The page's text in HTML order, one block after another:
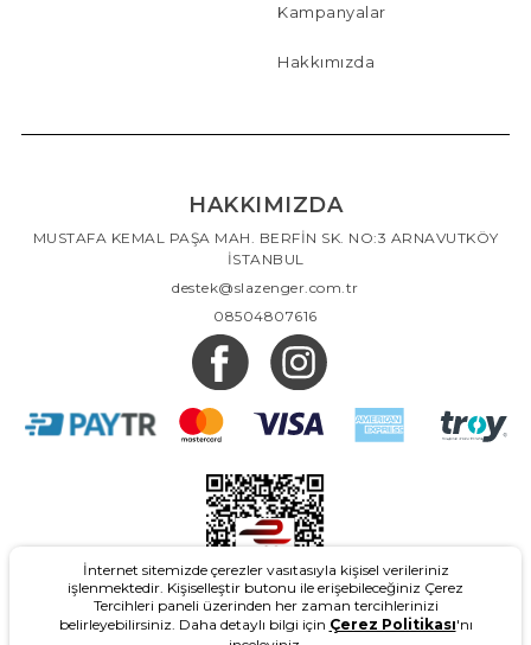
Kampanyalar
Hakkımızda
HAKKIMIZDA
MUSTAFA KEMAL PAŞA MAH. BERFİN SK. NO:3 ARNAVUTKÖY
İSTANBUL
destek@slazenger.com.tr
08504807616
İnternet sitemizde çerezler vasıtasıyla kişisel verileriniz
işlenmektedir. Kişiselleştir butonu ile erişebileceğiniz Çerez
Tercihleri paneli üzerinden her zaman tercihlerinizi
belirleyebilirsiniz. Daha detaylı bilgi için Çerez Politikası'nı